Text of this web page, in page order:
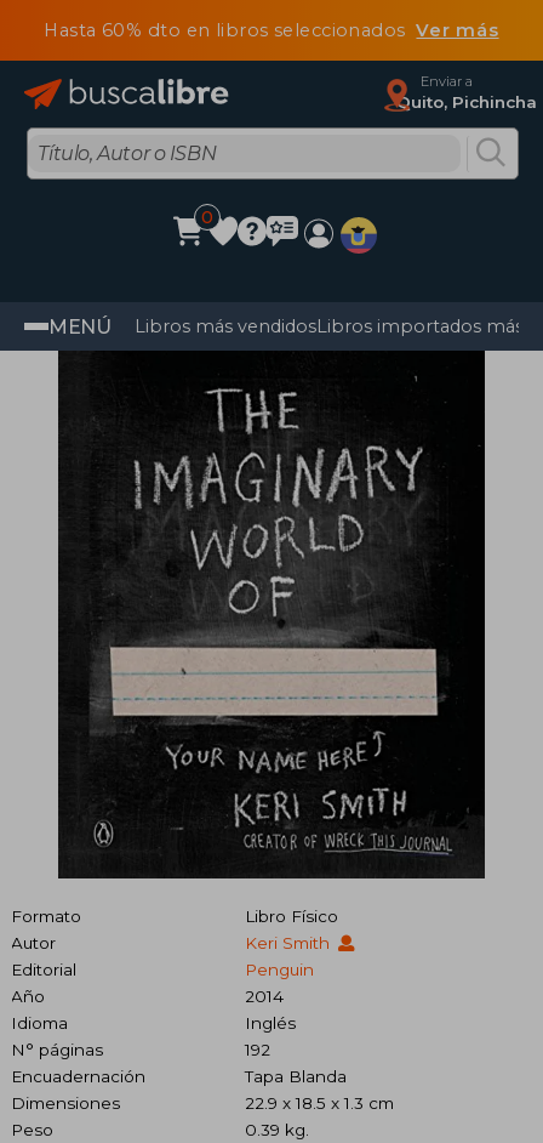
Hasta 60% dto en libros seleccionadosVer más
Enviar a
Quito, Pichincha
0
MENÚ Libros más vendidosLibros importados más
Formato
Libro Físico
Autor
Keri Smith
Editorial
Penguin
Año
2014
Idioma
Inglés
N° páginas
192
Encuadernación
Tapa Blanda
Dimensiones
22.9 x 18.5 x 1.3 cm
Peso
0.39 kg.